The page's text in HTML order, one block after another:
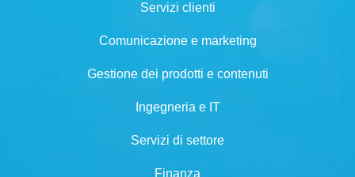
Servizi clienti
Comunicazione e marketing
Gestione dei prodotti e contenuti
Ingegneria e IT
Servizi di settore
Finanza